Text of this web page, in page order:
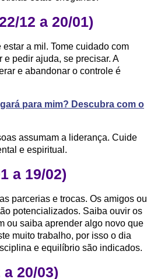
12 a 20/01)
a mil. Tome cuidado com
pedir ajuda, se precisar. A
e abandonar o controle é
para mim? Descubra com o
assumam a liderança. Cuide
e espiritual.
a 19/02)
parcerias e trocas. Os amigos ou
potencializados. Saiba ouvir os
ou saiba aprender algo novo que
muito trabalho, por isso o dia
e equilíbrio são indicados.
20/03)